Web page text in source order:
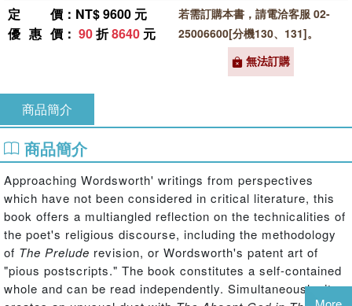
定價 ：NT$ 9600 元
優惠價 ： 90折8640 元
若需訂購本書，請電洽客服 02-
25006600[分機130、131]。
無法訂購
商品簡介
商品簡介
Approaching Wordsworth' writings from perspectives
which have not been considered in critical literature, this
book offers a multiangled reflection on the technicalities of
the poet's religious discourse, including the methodology
of The Prelude revision, or Wordsworth's patent art of
"pious postscripts." The book constitutes a self-contained
whole and can be read independently. Simultaneously, it